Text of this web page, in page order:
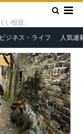
い投資」
ビジネス・ライフ 人気連
関連に買い。中国の